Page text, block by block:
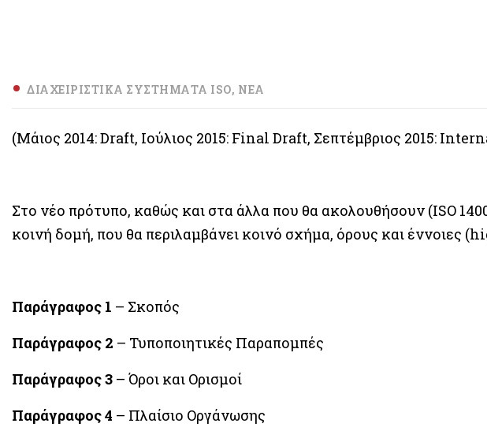
ΔΙΑΧΕΙΡΙΣΤΙΚΆ ΣΥΣΤΉΜΑΤΑ ISO ΝΈΑ
(Μάιος 2014: Draft, Iούλιος 2015: Final Draft, Σεπτέμβριος 2015:
Στο νέο πρότυπο, καθώς και στα άλλα που θα ακολουθήσουν (ISO
κοινή δομή, που θα περιλαμβάνει κοινό σχήμα, όρους και έννοιες
Παράγραφος 1 – Σκοπός
Παράγραφος 2 – Τυποποιητικές Παραπομπές
Παράγραφος 3 – Όροι και Ορισμοί
Παράγραφος 4 – Πλαίσιο Οργάνωσης